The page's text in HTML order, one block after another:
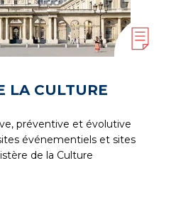
LA CULTURE
préventive et évolutive
événementiels et sites
de la Culture